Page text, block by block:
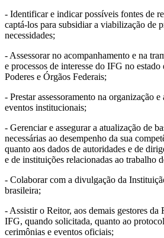
- Identificar e indicar possíveis fontes de
captá-los para subsidiar a viabilização de
necessidades;
- Assessorar no acompanhamento e na
e processos de interesse do IFG no
Poderes e Órgãos Federais;
- Prestar assessoramento na organização
eventos institucionais;
- Gerenciar e assegurar a atualização de
necessárias ao desempenho da sua
quanto aos dados de autoridades e de
e de instituições relacionadas ao trabalho
- Colaborar com a divulgação da
brasileira;
- Assistir o Reitor, aos demais gestores da
IFG, quando solicitada, quanto ao
cerimônias e eventos oficiais;